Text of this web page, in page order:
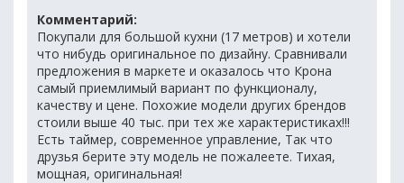
Комментарий:
Покупали для большой кухни (17 метров) и хотели
что нибудь оригинальное по дизайну. Сравнивали
предложения в маркете и оказалось что Крона
самый приемлимый вариант по функционалу,
качеству и цене. Похожие модели других брендов
стоили выше 40 тыс. при тех же характеристиках!!!
Есть таймер, современное управление, Так что
друзья берите эту модель не пожалеете. Тихая,
мощная, оригинальная!